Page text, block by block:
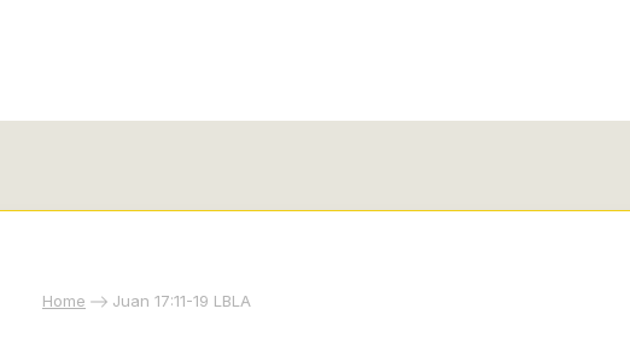
Home Juan 17:11-19 LBLA